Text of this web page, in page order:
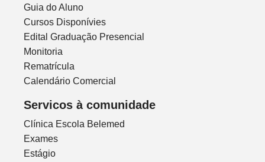
Guia do Aluno
Cursos Disponívies
Edital Graduação Presencial
Monitoria
Rematrícula
Calendário Comercial
Servicos à comunidade
Clínica Escola Belemed
Exames
Estágio